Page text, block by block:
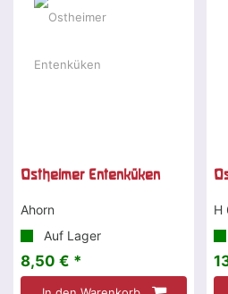
Ostheimer Entenküken
Ahorn
Auf Lager
8,50 € *
H